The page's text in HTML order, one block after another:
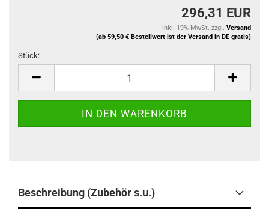
296,31 EUR
inkl. 19% MwSt. zzgl. Versand
(ab 59,50 € Bestellwert ist der Versand in DE gratis)
Stück:
Beschreibung (Zubehör s.u.)